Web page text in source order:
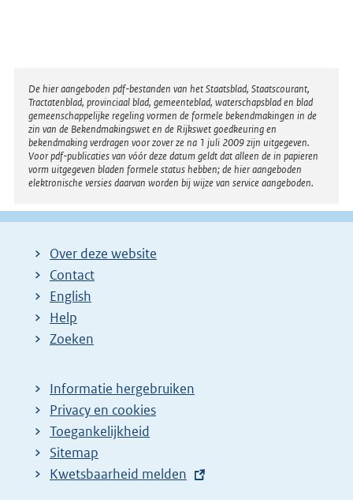
Disclaimer
De hier aangeboden pdf-bestanden van het Staatsblad, Staatscourant,
Tractatenblad, provinciaal blad, gemeenteblad, waterschapsblad en blad
gemeenschappelijke regeling vormen de formele bekendmakingen in de
zin van de Bekendmakingswet en de Rijkswet goedkeuring en
bekendmaking verdragen voor zover ze na 1 juli 2009 zijn uitgegeven.
Voor pdf-publicaties van vóór deze datum geldt dat alleen de in papieren
vorm uitgegeven bladen formele status hebben; de hier aangeboden
elektronische versies daarvan worden bij wijze van service aangeboden.
Over deze website
Contact
English
Help
Zoeken
Informatie hergebruiken
Privacy en cookies
Toegankelijkheid
Sitemap
E
Kwetsbaarheid melden